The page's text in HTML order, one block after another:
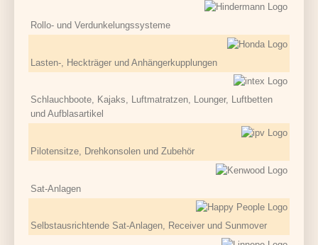
Rollo- und Verdunkelungssysteme
Lasten-, Heckträger und Anhängerkupplungen
Schlauchboote, Kajaks, Luftmatratzen, Lounger, Luftbetten
und Aufblasartikel
Pilotensitze, Drehkonsolen und Zubehör
Sat-Anlagen
Selbstausrichtende Sat-Anlagen, Receiver und Sunmover